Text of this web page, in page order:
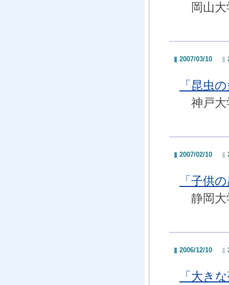
岡山大
2007/03/10
「昆虫
神戸大
2007/02/10
「子供
静岡大
2006/12/10
「大き